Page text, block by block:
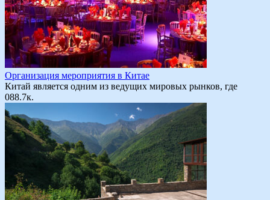
Организация мероприятия в Китае
Китай является одним из ведущих мировых рынков, где
088.7к.